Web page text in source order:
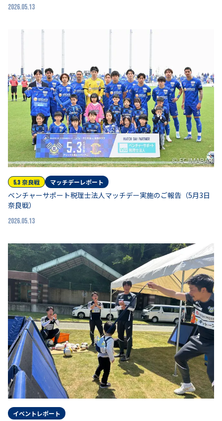
2026.05.13
5.3 奈良戦 マッチデーレポート
ベンチャーサポート税理士法人マッチデー実施のご報告（5月3日
奈良戦）
2026.05.13
イベントレポート